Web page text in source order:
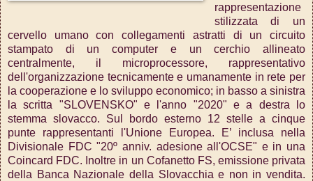
rappresentazione
stilizzata di un
cervello umano con collegamenti astratti di un circuito
stampato di un computer e un cerchio allineato
centralmente, il microprocessore, rappresentativo
dell'organizzazione tecnicamente e umanamente in rete per
la cooperazione e lo sviluppo economico; in basso a sinistra
la scritta "SLOVENSKO" e l'anno "2020" e a destra lo
stemma slovacco. Sul bordo esterno 12 stelle a cinque
punte rappresentanti l'Unione Europea.
E’ inclusa nella
Divisionale FDC "20º anniv. adesione all'OCSE" e in una
Coincard FDC. Inoltre in un Cofanetto FS, emissione privata
della Banca Nazionale della Slovacchia e non in vendita.